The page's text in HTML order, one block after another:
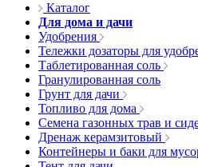
Каталог
Для дома и дачи
Удобрения
Тележки дозаторы для
Таблетированная соль
Гранулированная соль
Грунт для дачи
Топливо для дома
Семена газонных трав и
Дренаж керамзитовый
Контейнеры и баки для